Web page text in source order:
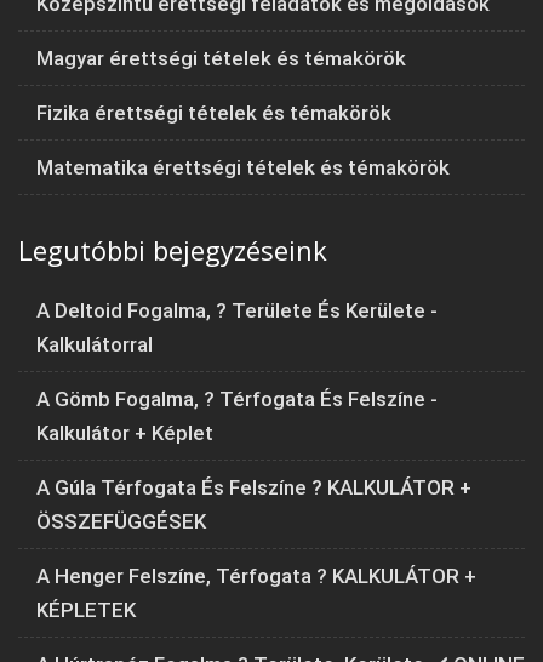
Magyar érettségi tételek és témakörök
Fizika érettségi tételek és témakörök
Matematika érettségi tételek és témakörök
Legutóbbi bejegyzéseink
A Deltoid Fogalma, ? Területe És Kerülete -
Kalkulátorral
A Gömb Fogalma, ? Térfogata És Felszíne -
Kalkulátor + Képlet
A Gúla Térfogata És Felszíne ? KALKULÁTOR +
ÖSSZEFÜGGÉSEK
A Henger Felszíne, Térfogata ? KALKULÁTOR +
KÉPLETEK